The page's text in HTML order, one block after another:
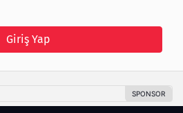
Giriş Yap